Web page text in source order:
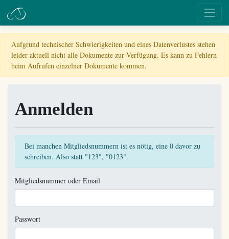
Aufgrund technischer Schwierigkeiten und eines Datenverlustes stehen
leider aktuell nicht alle Dokumente zur Verfügung. Es kann zu Fehlern
beim Aufrufen einzelner Dokumente kommen.
Anmelden
Bei manchen Mitgliedsnummern ist es nötig, eine 0 davor zu
schreiben. Also statt "123", "0123".
Mitgliedsnummer oder Email
Passwort